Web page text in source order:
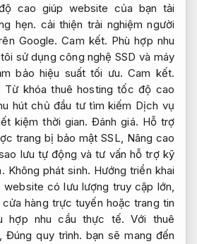
cao giúp website của bạn tải
hẹn. cải thiện trải nghiệm người
Google.Cam kết. Phù hợp nhu
sử dụng công nghệ SSD và máy
bảo hiệu suất tối ưu.Cam kết.
Từ khóa thuê hosting tốc độ cao
hút chủ đầu tư tìm kiếm Dịch vụ
kiệm thời gian.Đánh giá. Hỗ trợ
trang bị bảo mật SSL, Nâng cao
lưu tự động và tư vấn hỗ trợ kỹ
Không phát sinh. Hướng triển khai
có lưu lượng truy cập lớn,
cửa hàng trực tuyến hoặc trang tin
hợp nhu cầu thực tế. Với thuê
Đúng quy trình. bạn sẽ mang đến